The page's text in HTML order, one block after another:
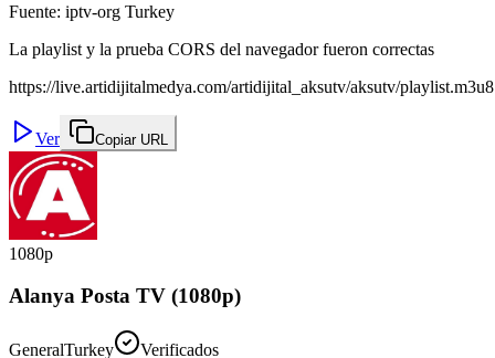
Fuente: iptv-org Turkey
La playlist y la prueba CORS del navegador fueron correctas
https://live.artidijitalmedya.com/artidijital_aksutv/aksutv/playlist.m3u8
Ver Copiar URL
1080p
Alanya Posta TV (1080p)
GeneralTurkey
Verificados